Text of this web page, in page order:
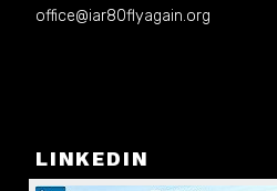
office@iar80flyagain.org
LINKEDIN